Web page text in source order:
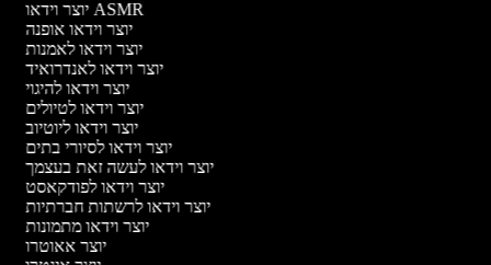
יוצר וידאו ASMR
יוצר וידאו אופנה
יוצר וידאו לאמנות
יוצר וידאו לאנדרואיד
יוצר וידאו להיגוי
יוצר וידאו לטיולים
יוצר וידאו ליוטיוב
יוצר וידאו לסיורי בתים
יוצר וידאו לעשה זאת בעצמך
יוצר וידאו לפודקאסט
יוצר וידאו לרשתות חברתיות
יוצר וידאו מתמונות
יוצר אאוטרו